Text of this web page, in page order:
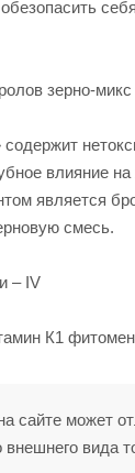
зерно-
влияние
является
смесь.
– IV
К1
сайте может
внешнего вида